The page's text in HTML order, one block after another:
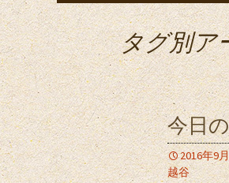
タグ別ア
今日
2016年9
越谷